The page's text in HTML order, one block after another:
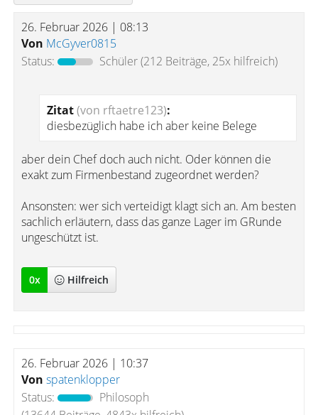
26. Februar 2026 | 08:13
Von McGyver0815
Status:
Schüler(212 Beiträge, 25x hilfreich)
Zitat(von rftaetre123):
diesbezüglich habe ich aber keine Belege
aber dein Chef doch auch nicht. Oder können die
exakt zum Firmenbestand zugeordnet werden?
Ansonsten: wer sich verteidigt klagt sich an. Am besten
sachlich erläutern, dass das ganze Lager im GRunde
ungeschützt ist.
0x Hilfreich
26. Februar 2026 | 10:37
Von spatenklopper
Status:
Philosoph